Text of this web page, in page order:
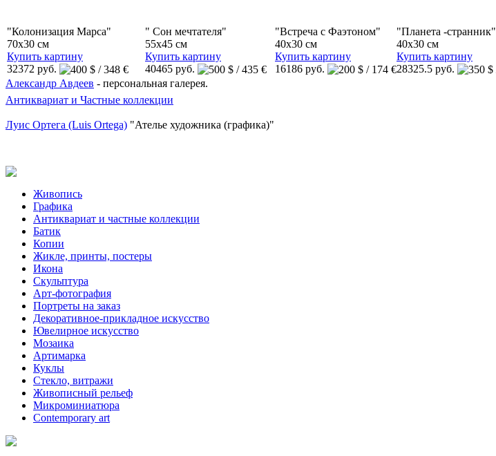
"Колонизация Марса"
70x30 см
Купить картину
32372 руб.
" Сон мечтателя"
55x45 см
Купить картину
40465 руб.
"Встреча с Фаэтоном"
40x30 см
Купить картину
16186 руб.
"Планета -странник"
40x30 см
Купить картину
28325.5 руб.
Александр Авдеев - персональная галерея.
Антиквариат и Частные коллекции
Луис Ортега (Luis Ortega) "Ателье художника (графика)"
Живопись
Графика
Антиквариат и частные коллекции
Батик
Копии
Жикле, принты, постеры
Икона
Скульптура
Арт-фотография
Портреты на заказ
Декоративное-прикладное искусство
Ювелирное искусство
Мозаика
Артимарка
Куклы
Стекло, витражи
Живописный рельеф
Микроминиатюра
Contemporary art